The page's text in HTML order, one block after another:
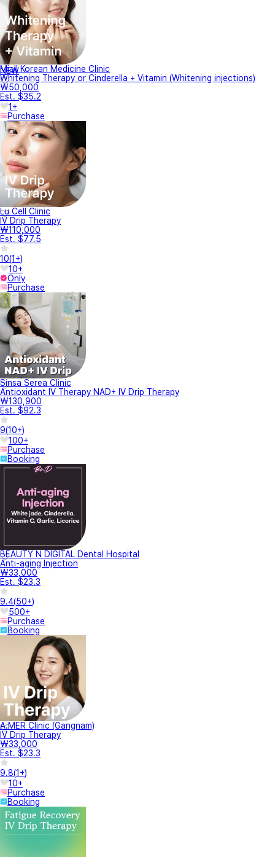
NEW
Miall Korean Medicine Clinic
Whitening Therapy or Cinderella + Vitamin (Whitening injections)
₩50,000
Est. $35.2
1+
Purchase
Lu Cell Clinic
IV Drip Therapy
₩110,000
Est. $77.5
10(1+)
10+
Only
Purchase
Sinsa Serea Clinic
Antioxidant IV Therapy NAD+ IV Drip Therapy
₩130,900
Est. $92.3
9(10+)
100+
Purchase
Booking
BEAUTY N DIGITAL Dental Hospital
Anti-aging Injection
₩33,000
Est. $23.3
9.4(50+)
500+
Purchase
Booking
A.MER Clinic (Gangnam)
IV Drip Therapy
₩33,000
Est. $23.3
9.8(1+)
10+
Purchase
Booking